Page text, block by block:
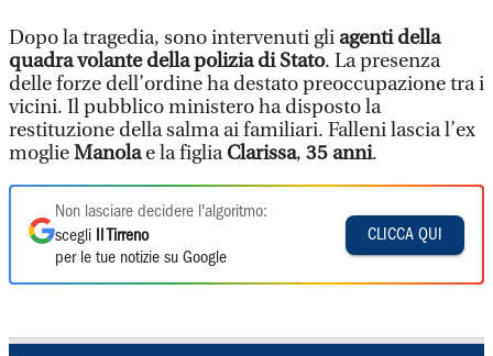
Dopo la tragedia, sono intervenuti gli agenti della
quadra volante della polizia di Stato. La presenza
delle forze dell’ordine ha destato preoccupazione tra i
vicini. Il pubblico ministero ha disposto la
restituzione della salma ai familiari. Falleni lascia l’ex
moglieManolae la figliaClarissa, 35 anni.
Non lasciare decidere l'algoritmo:
scegli
Il Tirreno
per le tue notizie su Google
CLICCA QUI